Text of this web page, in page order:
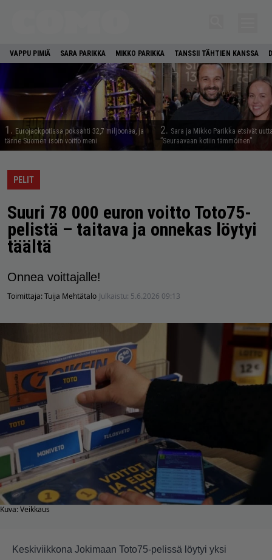
VAPPU PIMIÄ SARA PARIKKA MIKKO PARIKKA TANSSII TÄHTIEN KANSSA
1. Eurojackpotissa poksahti 32,7 miljoonaa, ja
tänne Suomen isoin voitto meni
2. Sara ja Mikko Parikka etsivät
”Seuraavaan kotiin tämmöinen”
PELIT
Suuri 78 000 euron voitto Toto75-
pelistä – taitava ja onnekas löytyi
täältä
Onnea voittajalle!
Toimittaja:Tuija Mehtätalo Julkaistu: 5.6.2026 09:13
Kuva: Veikkaus
Keskiviikkona Jokimaan Toto75-pelissä löytyi yksi